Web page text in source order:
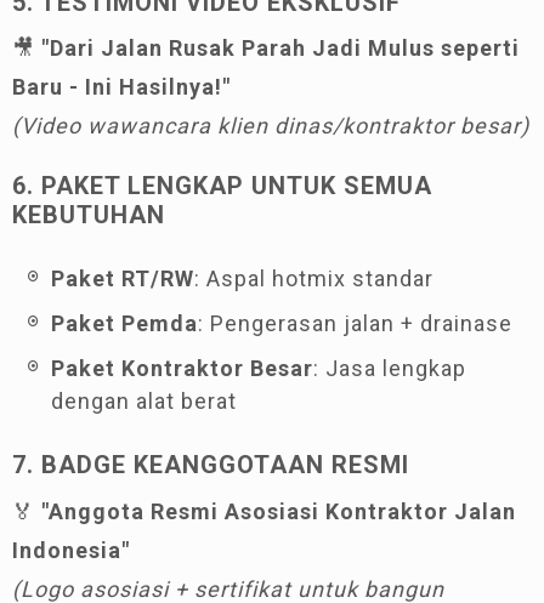
🎥 "Dari Jalan Rusak Parah Jadi Mulus seperti
Baru - Ini Hasilnya!"
(Video wawancara klien dinas/kontraktor besar)
6. PAKET LENGKAP UNTUK SEMUA
KEBUTUHAN
Paket RT/RW: Aspal hotmix standar
Paket Pemda: Pengerasan jalan + drainase
Paket Kontraktor Besar: Jasa lengkap
dengan alat berat
7. BADGE KEANGGOTAAN RESMI
🏅 "Anggota Resmi Asosiasi Kontraktor Jalan
Indonesia"
(Logo asosiasi + sertifikat untuk bangun